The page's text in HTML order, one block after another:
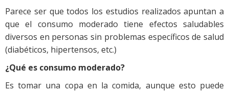
Parece ser que todos los estudios realizados apuntan a
que el consumo moderado tiene efectos saludables
diversos en personas sin problemas específicos de salud
(diabéticos, hipertensos, etc.)
¿Qué es consumo moderado?
Es tomar una copa en la comida, aunque esto puede